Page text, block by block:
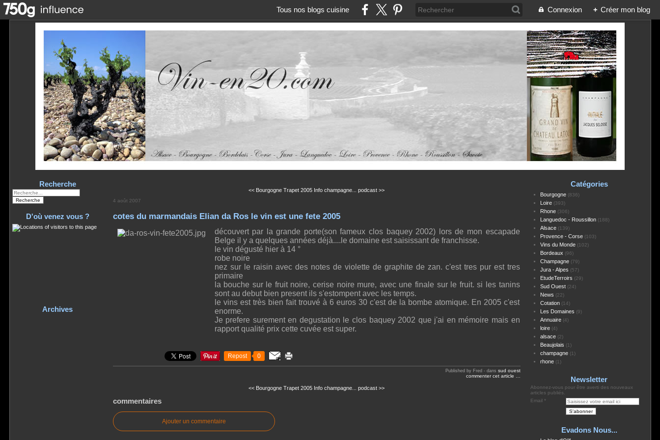
Tous nos blogs cuisine Connexion + Créer mon blog
Recherche
D'où venez vous ?
Archives
<< Bourgogne Trapet 2005 Info champagne... podcast >>
4 août 2007
cotes du marmandais Elian da Ros le vin est une fete 2005
découvert par la grande porte(son fameux clos baquey 2002) lors de mon escapade
Belge il y a quelques années déjà....le domaine est saisissant de franchisse.
le vin dégusté hier à 14 °
robe noire
nez sur le raisin avec des notes de violette de graphite de zan. c'est tres pur est tres
primaire
la bouche sur le fruit noire, cerise noire mure, avec une finale sur le fruit. si les tanins
sont au debut bien present ils s'estompent avec les temps.
le vins est très bien fait trouvé à 6 euros 30 c'est de la bombe atomique. En 2005 c'est
enorme.
Je prefere surement en degustation le clos baquey 2002 que j'ai en mémoire mais en
rapport qualité prix cette cuvée est super.
Repost 0
Published by Fred -dans sud ouest
commenter cet article
<< Bourgogne Trapet 2005 Info champagne... podcast >>
commentaires
Ajouter un commentaire
Catégories
Bourgogne(836)
Loire(393)
Rhone(306)
Languedoc - Roussillon(188)
Alsace(139)
Provence - Corse(103)
Vins du Monde(102)
Bordeaux (96)
Champagne(79)
Jura - Alpes (57)
EtudeTerroirs (29)
Sud Ouest(24)
News (22)
Cotation(14)
Les Domaines (9)
Annuaire(4)
loire(4)
alsace(2)
Beaujolais (1)
champagne(1)
rhone(1)
Newsletter
Abonnez-vous pour être averti des nouveaux
articles publiés.
Email
Evadons Nous...